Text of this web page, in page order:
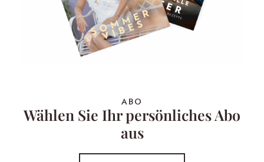
ABO
Wählen Sie Ihr persönliches Abo
aus